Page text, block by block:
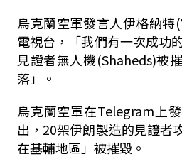
烏克蘭空軍發言人伊格納
電視台，「我們有一次成功
見證者無人機(Shaheds)被
落」。
烏克蘭空軍在Telegram上
出，20架伊朗製造的見證者
在基輔地區」被摧毀。